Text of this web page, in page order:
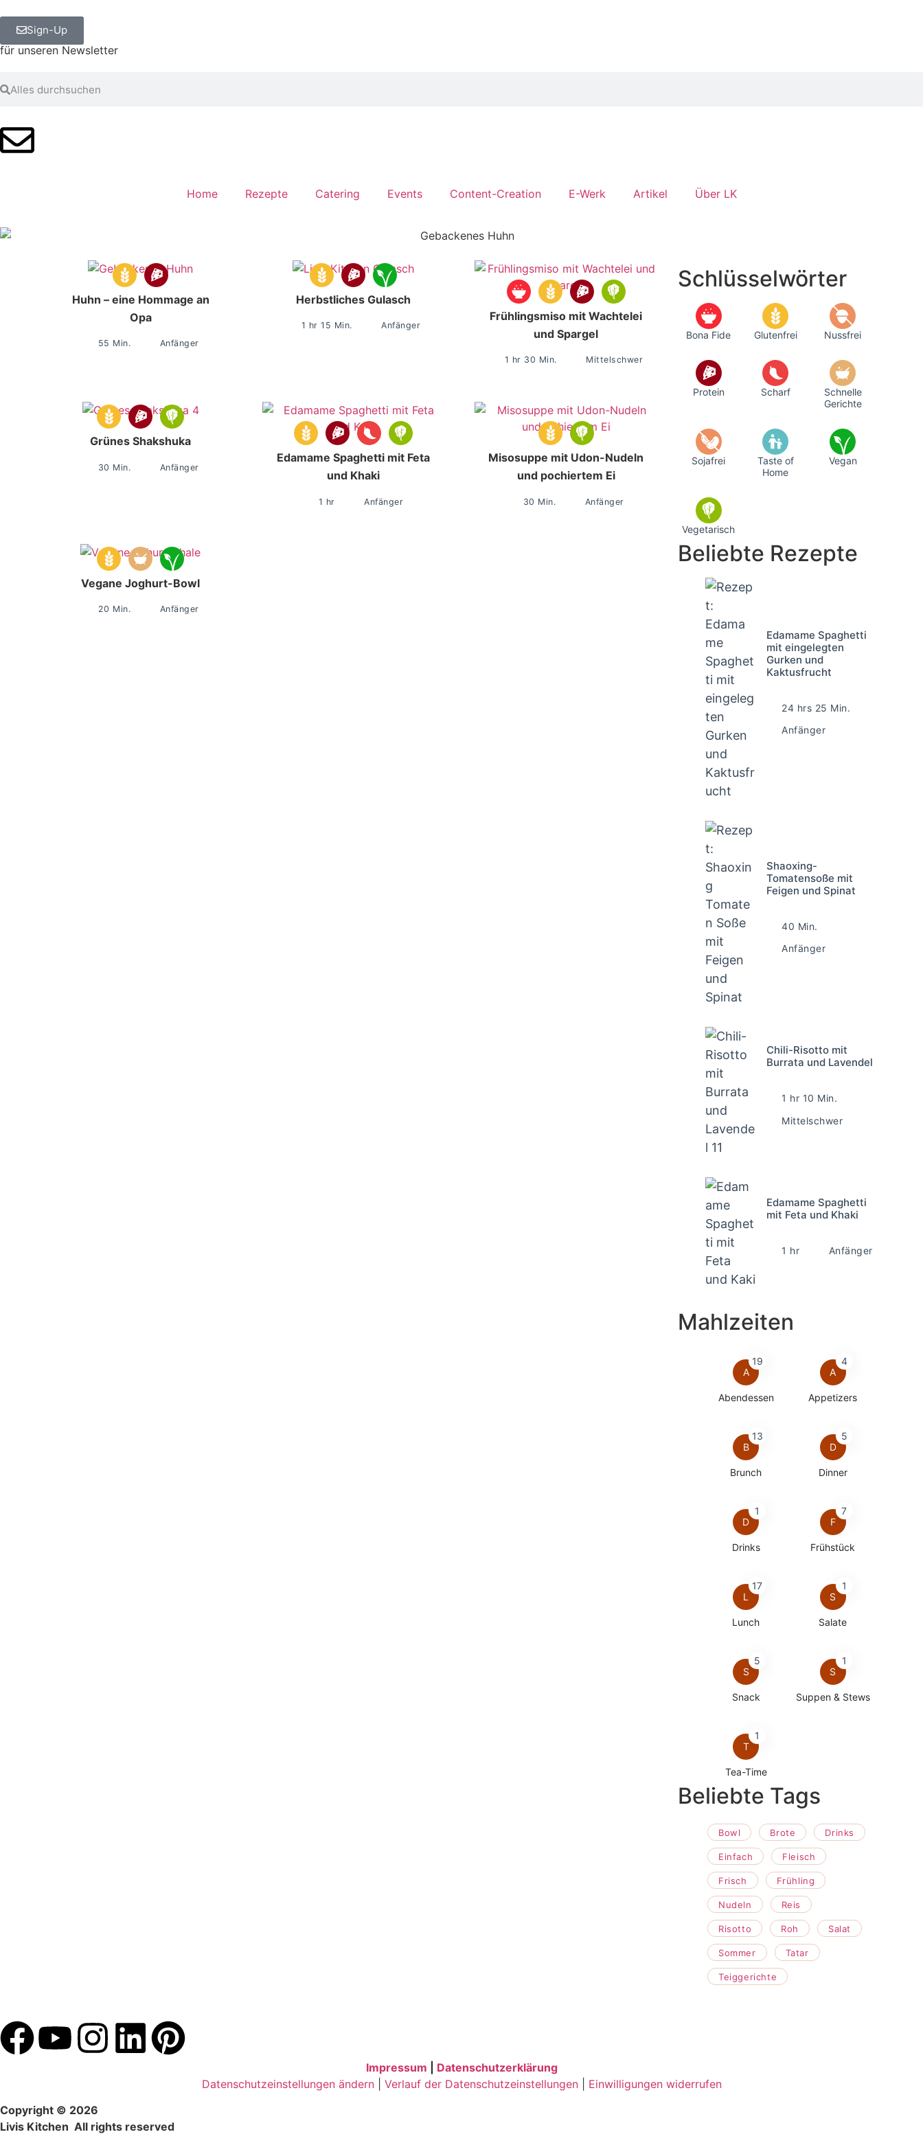
Sign-Up
für unseren Newsletter
Home Rezepte Catering Events Content-Creation E-Werk Artikel Über LK
Huhn – eine Hommage an
Opa
55 Min. Anfänger
Herbstliches Gulasch
1 hr 15 Min. Anfänger
Frühlingsmiso mit Wachtelei
und Spargel
1 hr 30 Min. Mittelschwer
Grünes Shakshuka
30 Min. Anfänger
Edamame Spaghetti mit Feta
und Khaki
1 hr Anfänger
Misosuppe mit Udon-Nudeln
und pochiertem Ei
30 Min. Anfänger
Vegane Joghurt-Bowl
20 Min. Anfänger
Schlüsselwörter
Bona Fide Glutenfrei Nussfrei
Protein Scharf
Schnelle
Gerichte
Sojafrei
Taste of
Home
Vegan
Vegetarisch
Beliebte Rezepte
Edamame Spaghetti
mit eingelegten
Gurken und
Kaktusfrucht
24 hrs 25 Min.
Anfänger
Shaoxing-
Tomatensoße mit
Feigen und Spinat
40 Min.
Anfänger
Chili-Risotto mit
Burrata und Lavendel
1 hr 10 Min.
Mittelschwer
Edamame Spaghetti
mit Feta und Khaki
1 hr Anfänger
Mahlzeiten
A
19
Abendessen
A
4
Appetizers
B
13
Brunch
D
5
Dinner
D
1
Drinks
F
7
Frühstück
L
17
Lunch
S
1
Salate
S
5
Snack
S
1
Suppen & Stews
T
1
Tea-Time
Beliebte Tags
Bowl Brote Drinks
Einfach Fleisch
Frisch Frühling
Nudeln Reis
Risotto Roh Salat
Sommer Tatar
Teiggerichte
Impressum
Datenschutzerklärung
Datenschutzeinstellungen ändern| Verlauf der Datenschutzeinstellungen| Einwilligungen widerrufen
Copyright © 2026
Livis Kitchen All rights reserved